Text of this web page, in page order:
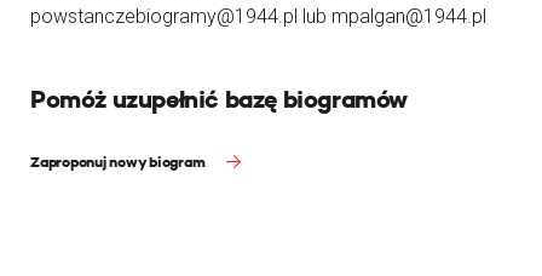
powstanczebiogramy@1944.pl lub mpalgan@1944.pl
Pomóż uzupełnić bazę biogramów
Zaproponuj nowy biogram